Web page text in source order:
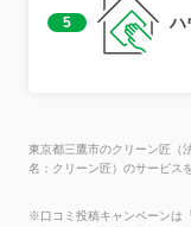
5 ハ
東京都三鷹市のクリーン匠（
名：クリーン匠）のサービス
※口コミ投稿キャンペーンは